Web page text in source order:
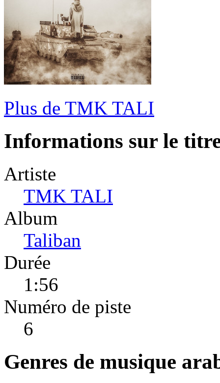
Plus de TMK TALI
Informations sur le
Artiste
TMK TALI
Album
Taliban
Durée
1:56
Numéro de piste
6
Genres de musique